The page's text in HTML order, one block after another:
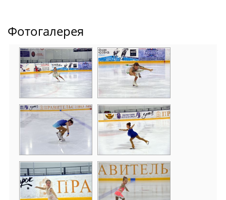
Фотогалерея